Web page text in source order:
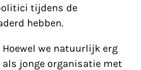
tijdens de
hebben.
Hoewel we natuurlijk erg
jonge organisatie met